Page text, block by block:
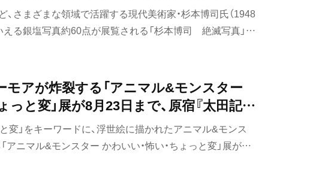
、さまざまな領域で活躍する現代美術家・杉本博司氏（1948
える銀塩写真約60点が展覧される「杉本博司 絶滅写真」が
京都千代田区の『東京国立近代美術館』で開催されている。
Sugimoto / Courtesy of Gallery Koyanagi
アが炸裂する「アニマル&モンスター
っと変」展が8月23日まで、原宿『太田記念
と変」をキーワードに、浮世絵に描かれたアニマル&モンス
アニマル&モンスター かわいい・怖い・ちょっと変」展が
京都渋谷区の『太田記念美術館』で開催されている。TOP画